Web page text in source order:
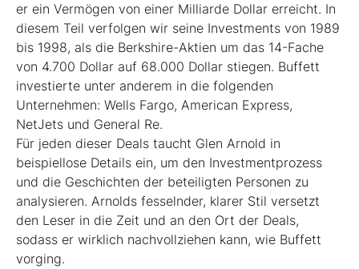
er ein Vermögen von einer Milliarde Dollar erreicht. In
diesem Teil verfolgen wir seine Investments von 1989
bis 1998, als die Berkshire-Aktien um das 14-­Fache
von 4.700 Dollar auf 68.000 Dollar stiegen. Buffett
investierte unter anderem in die folgenden
Unternehmen: Wells Fargo, American Express,
NetJets und General Re.
Für jeden dieser Deals taucht Glen Arnold in
beispiellose Details ein, um den Investmentprozess
und die Geschichten der beteiligten Personen zu
analysieren. Arnolds ­fesselnder, klarer Stil versetzt
den Leser in die Zeit und an den Ort der Deals,
sodass er wirklich nachvollziehen kann, wie Buffett
vorging.